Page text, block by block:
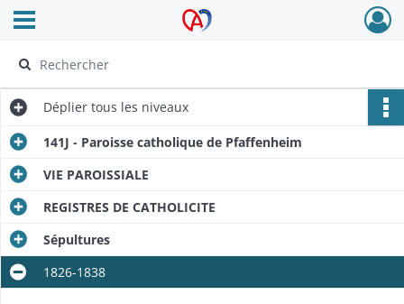
Archives Alsace - Colmar
Ouvrir le menu déroulant
Déplier tous les niveaux
141J - Paroisse catholique de Pfaffenheim
VIE PAROISSIALE
REGISTRES DE CATHOLICITE
Sépultures
1826-1838